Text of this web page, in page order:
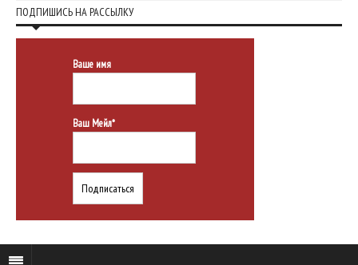
ПОДПИШИСЬ НА РАССЫЛКУ
Ваше имя
Ваш Мейл*